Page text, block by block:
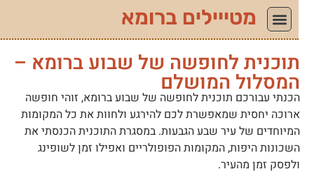
מטייילים ברומא
לחופשה של שבוע ברומא –
המושלם
עבורכם תוכנית לחופשה של שבוע ברומא, זוהי חופשה
יחסית שמאפשרת לכם להירגע ולחוות את כל המקומות
של עיר שבע הגבעות. במסגרת התוכנית הכנסתי את
היפות, המקומות הפופולריים ואפילו זמן לשופינג
זמן מהעיר.